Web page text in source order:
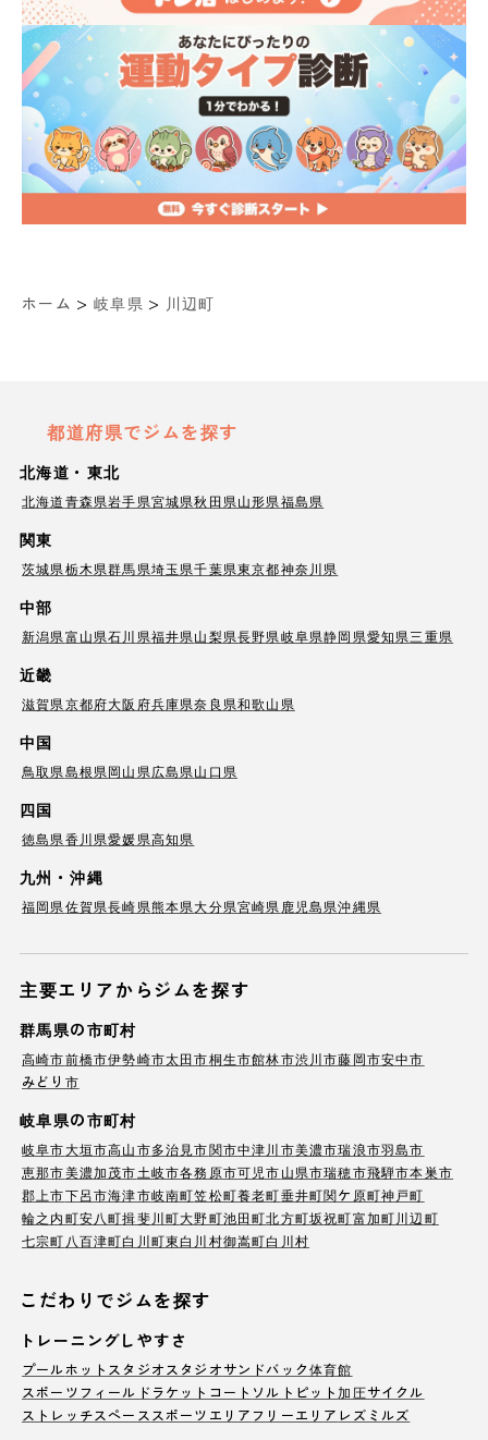
ホーム > 岐阜県 > 川辺町
都道府県でジムを探す
北海道・東北
北海道青森県岩手県宮城県秋田県山形県福島県
関東
茨城県栃木県群馬県埼玉県千葉県東京都神奈川県
中部
新潟県富山県石川県福井県山梨県長野県岐阜県静岡県愛知県三重県
近畿
滋賀県京都府大阪府兵庫県奈良県和歌山県
中国
鳥取県島根県岡山県広島県山口県
四国
徳島県香川県愛媛県高知県
九州・沖縄
福岡県佐賀県長崎県熊本県大分県宮崎県 鹿児島県沖縄県
主要エリアからジムを探す
群馬県の市町村
高崎市前橋市伊勢崎市太田市桐生市館林市渋川市藤岡市安中市
みどり市
岐阜県の市町村
岐阜市大垣市高山市多治見市関市中津川市美濃市瑞浪市羽島市
恵那市美濃加茂市土岐市各務原市可児市山県市瑞穂市飛騨市本巣市
郡上市下呂市海津市岐南町笠松町養老町垂井町関ケ原町神戸町
輪之内町安八町揖斐川町大野町池田町北方町坂祝町富加町川辺町
七宗町 八百津町白川町東白川村御嵩町白川村
こだわりでジムを探す
トレーニングしやすさ
プールホットスタジオ スタジオサンドバック体育館
スポーツフィールド ラケットコート ソルトピット加圧サイクル
ストレッチスペース スポーツエリア フリーエリア レズミルズ